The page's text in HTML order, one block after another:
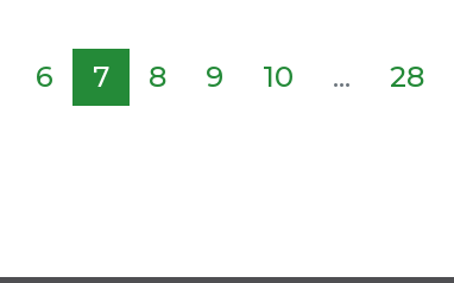
6 7 8 9 10 ... 28